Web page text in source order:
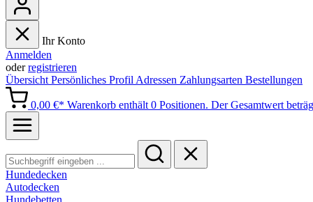
Ihr Konto
Anmelden
oderregistrieren
Übersicht Persönliches Profil Adressen Zahlungsarten Bestellungen
0,00 €* Warenkorb enthält 0 Positionen. Der Gesamtwert
Hundedecken
Autodecken
Hundebetten